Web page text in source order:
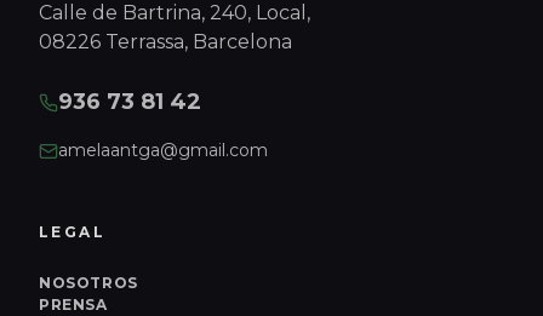
Calle de Bartrina, 240, Local,
08226 Terrassa, Barcelona
936 73 81 42
amelaantga@gmail.com
LEGAL
NOSOTROS
PRENSA